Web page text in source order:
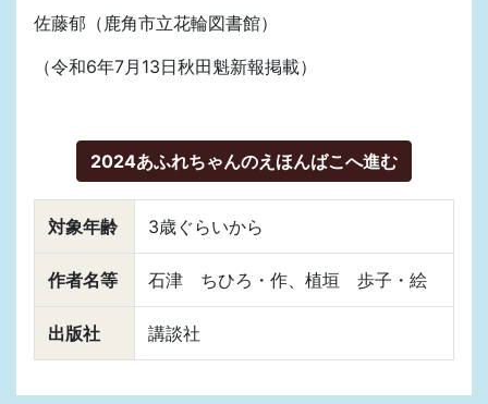
佐藤郁（鹿角市立花輪図書館）
（令和6年7月13日秋田魁新報掲載）
2024あふれちゃんのえほんばこへ進む
対象年齢 3歳ぐらいから
作者名等 石津 ちひろ・作、植垣 歩子・絵
出版社 講談社